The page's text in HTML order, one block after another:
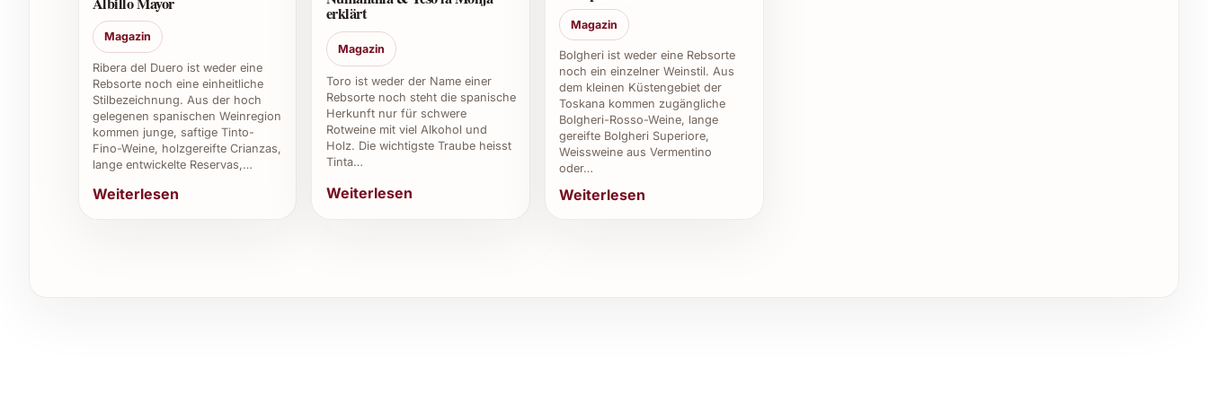
Ja, er wird von Kennern für seine Tiefe, Komplexität und Herkunft sehr geschätzt.
8. Wo kann man diesen Wein am besten geniessen?
Zum Beispiel bei besonderen Anlässen, geselligen Runden oder hochwertigen Menüs in Restaurants
oder zu Hause.
Individuelle Tipps für den Einsatz des Travaglini Gattinara Tre Vigne 2020
Magazin
Ribera del Duero ist weder eine
Rebsorte noch eine einheitliche
Stilbezeichnung. Aus der hoch
gelegenen spanischen Weinregion
kommen junge, saftige Tinto-
Fino-Weine, holzgereifte Crianzas,
lange entwickelte Reservas,…
Weiterlesen
erklärt
Magazin
Toro ist weder der Name einer
Rebsorte noch steht die spanische
Herkunft nur für schwere
Rotweine mit viel Alkohol und
Holz. Die wichtigste Traube heisst
Tinta…
Weiterlesen
Magazin
Bolgheri ist weder eine Rebsorte
noch ein einzelner Weinstil. Aus
dem kleinen Küstengebiet der
Toskana kommen zugängliche
Bolgheri-Rosso-Weine, lange
gereifte Bolgheri Superiore,
Weissweine aus Vermentino
oder…
Weiterlesen